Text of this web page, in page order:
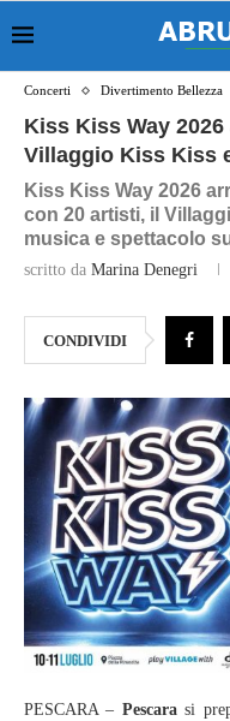
Concerti Divertimento Bellezza
Kiss Kiss Way
Villaggio Kiss Kiss
Kiss Kiss Way 2026
con 20 artisti, il
musica e spettacolo
scritto da Marina Denegri
CONDIVIDI
PESCARA – Pescarasi